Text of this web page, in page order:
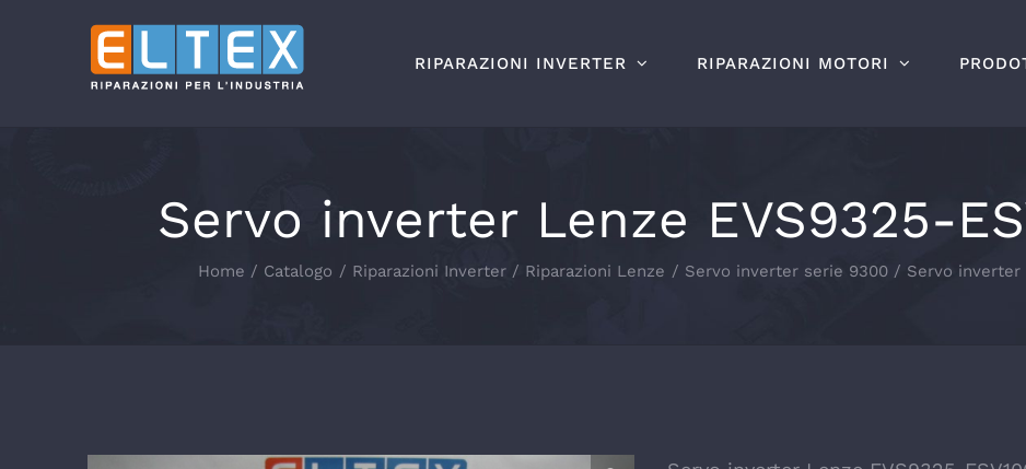
contenuto
RIPARAZIONI INVERTER RIPARAZIONI MOTORI
Servo inverter Lenze EVS9325-
Home Catalogo Riparazioni Inverter Riparazioni Lenze Servo inverter serie 9300 Servo inverter